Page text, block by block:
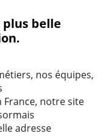
plus belle
nos équipes,
notre site
adresse